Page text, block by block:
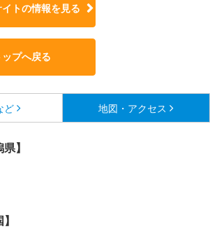
トの情報を見る
プへ戻る
ど 地図・アクセス
】